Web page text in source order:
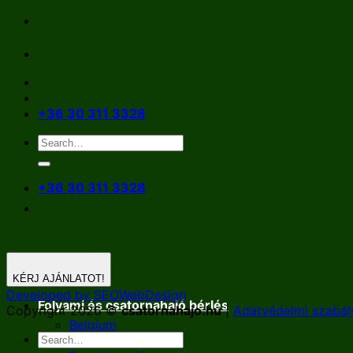
Skip
content
+36 30 311 3328
+36 30 311 3328
Folyami és csatornahajó bérlés
Belgium
Németország
KÉRJ AJÁNLATOT!
Developed by SEOWebDesign
Copyright 2026 ©csatornahajo.hu| Adatvédelmi